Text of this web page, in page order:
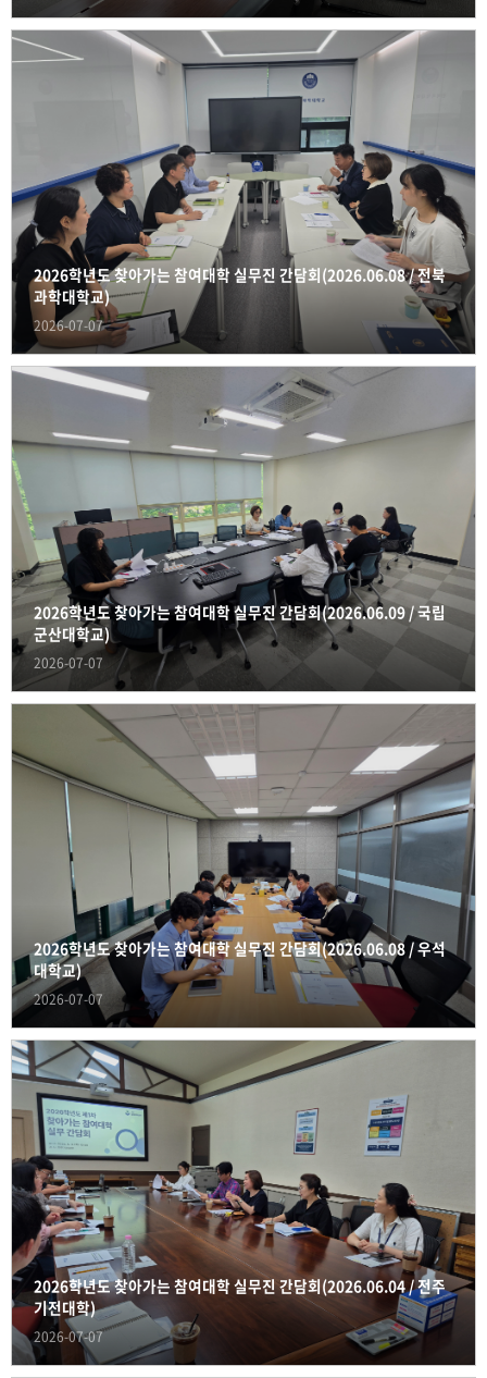
2026학년도 찾아가는 참여대학 실무진 간담회(2026.06.08 / 전북
과학대학교)
2026-07-07
2026학년도 찾아가는 참여대학 실무진 간담회(2026.06.09 / 국립
군산대학교)
2026-07-07
2026학년도 찾아가는 참여대학 실무진 간담회(2026.06.08 / 우석
대학교)
2026-07-07
2026학년도 찾아가는 참여대학 실무진 간담회(2026.06.04 / 전주
기전대학)
2026-07-07